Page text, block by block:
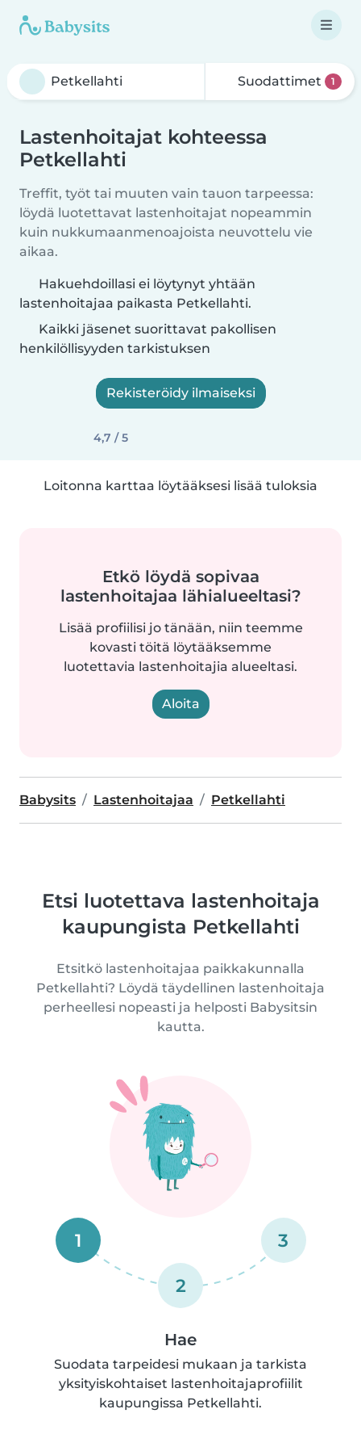
Suodattimet 1
Lastenhoitajat kohteessa
Petkellahti
Treffit, työt tai muuten vain tauon tarpeessa:
löydä luotettavat lastenhoitajat nopeammin
kuin nukkumaanmenoajoista neuvottelu vie
aikaa.
Hakuehdoillasi ei löytynyt yhtään
lastenhoitajaa paikasta Petkellahti.
Kaikki jäsenet suorittavat pakollisen
henkilöllisyyden tarkistuksen
Rekisteröidy ilmaiseksi
4,7 / 5
Loitonna karttaa löytääksesi lisää tuloksia
Etkö löydä sopivaa
lastenhoitajaa lähialueeltasi?
Lisää profiilisi jo tänään, niin teemme
kovasti töitä löytääksemme
luotettavia lastenhoitajia alueeltasi.
Aloita
Babysits Lastenhoitajaa Petkellahti
Etsi luotettava lastenhoitaja
kaupungista Petkellahti
Etsitkö lastenhoitajaa paikkakunnalla
Petkellahti? Löydä täydellinen lastenhoitaja
perheellesi nopeasti ja helposti Babysitsin
kautta.
1
2
3
Hae
Suodata tarpeidesi mukaan ja tarkista
yksityiskohtaiset lastenhoitajaprofiilit
kaupungissa Petkellahti.